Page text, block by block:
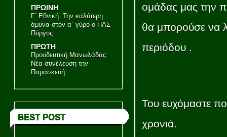
ΠΡΩΙΝΗ
Γ΄ Εθνική: Την καλύτερη
άμυνα στον α΄ γύρο ο ΠΑΣ
Πύργος
ΠΡΩΤΗ
Προοδευτική Μανωλάδας:
Νέα συνέλευση την
Παρασκευή
BEST POST
ομάδας μας την
θα μπορούσε να
περιόδου .
Του ευχόμαστε
χρονιά.